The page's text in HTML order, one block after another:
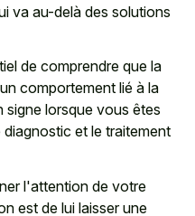
va au-delà des solutions
de comprendre que la
comportement lié à la
signe lorsque vous êtes
et le traitement
l'attention de votre
est de lui laisser une